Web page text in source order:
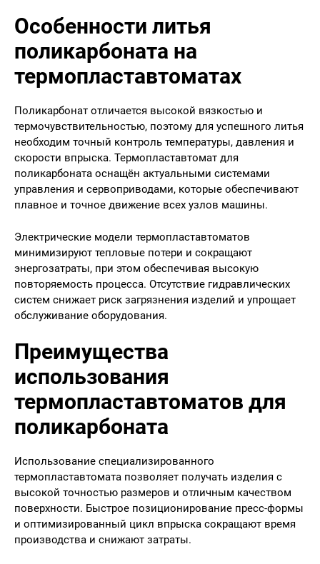
Особенности литья
поликарбоната на
термопластавтоматах
Поликарбонат отличается высокой вязкостью и
термочувствительностью, поэтому для успешного литья
необходим точный контроль температуры, давления и
скорости впрыска. Термопластавтомат для
поликарбоната оснащён актуальными системами
управления и сервоприводами, которые обеспечивают
плавное и точное движение всех узлов машины.
Электрические модели термопластавтоматов
минимизируют тепловые потери и сокращают
энергозатраты, при этом обеспечивая высокую
повторяемость процесса. Отсутствие гидравлических
систем снижает риск загрязнения изделий и упрощает
обслуживание оборудования.
Преимущества
использования
термопластавтоматов для
поликарбоната
Использование специализированного
термопластавтомата позволяет получать изделия с
высокой точностью размеров и отличным качеством
поверхности. Быстрое позиционирование пресс-формы
и оптимизированный цикл впрыска сокращают время
производства и снижают затраты.